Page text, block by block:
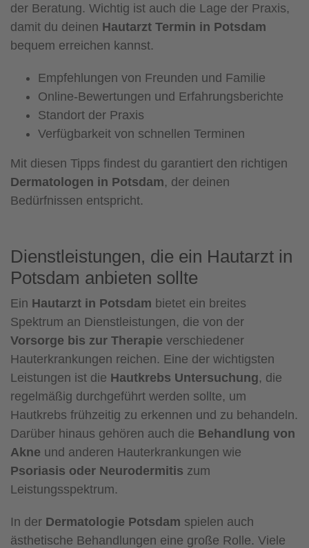
der Beratung. Wichtig ist auch die Lage der Praxis,
damit du deinen Hautarzt Termin in Potsdam
bequem erreichen kannst.
Empfehlungen von Freunden und Familie
Online-Bewertungen und Erfahrungsberichte
Standort der Praxis
Verfügbarkeit von schnellen Terminen
Mit diesen Tipps findest du garantiert den richtigen
Dermatologen in Potsdam, der deinen
Bedürfnissen entspricht.
Dienstleistungen, die ein Hautarzt in
Potsdam anbieten sollte
Ein Hautarzt in Potsdam bietet ein breites
Spektrum an Dienstleistungen, die von der
Vorsorge bis zur Therapie verschiedener
Hauterkrankungen reichen. Eine der wichtigsten
Leistungen ist die Hautkrebs Untersuchung, die
regelmäßig durchgeführt werden sollte, um
Hautkrebs frühzeitig zu erkennen und zu behandeln.
Darüber hinaus gehören auch die Behandlung von
Akne und anderen Hauterkrankungen wie
Psoriasis oder Neurodermitis zum
Leistungsspektrum.
In der Dermatologie Potsdam spielen auch
ästhetische Behandlungen eine große Rolle. Viele